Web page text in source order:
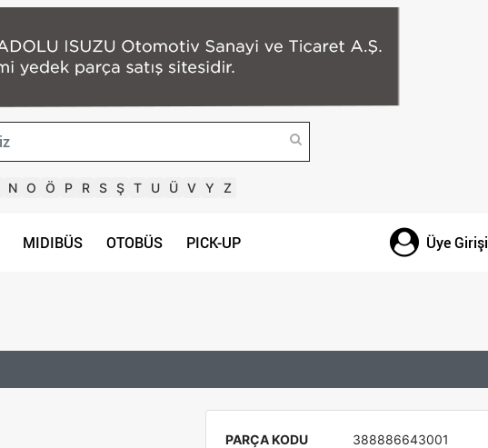
N O Ö P R S Ş T U Ü V Y Z
MIDIBÜS OTOBÜS PICK-UP Üye Girişi
PARÇA KODU
388886643001